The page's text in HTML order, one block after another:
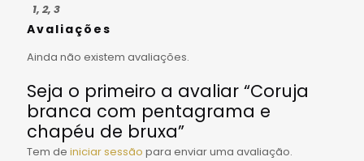
1, 2, 3
Avaliações
Ainda não existem avaliações.
Seja o primeiro a avaliar “Coruja
branca com pentagrama e
chapéu de bruxa”
Tem de iniciar sessão para enviar uma avaliação.